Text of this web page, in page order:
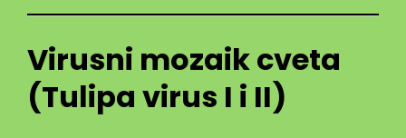
Virusni mozaik cveta
(Tulipa virus I i II)